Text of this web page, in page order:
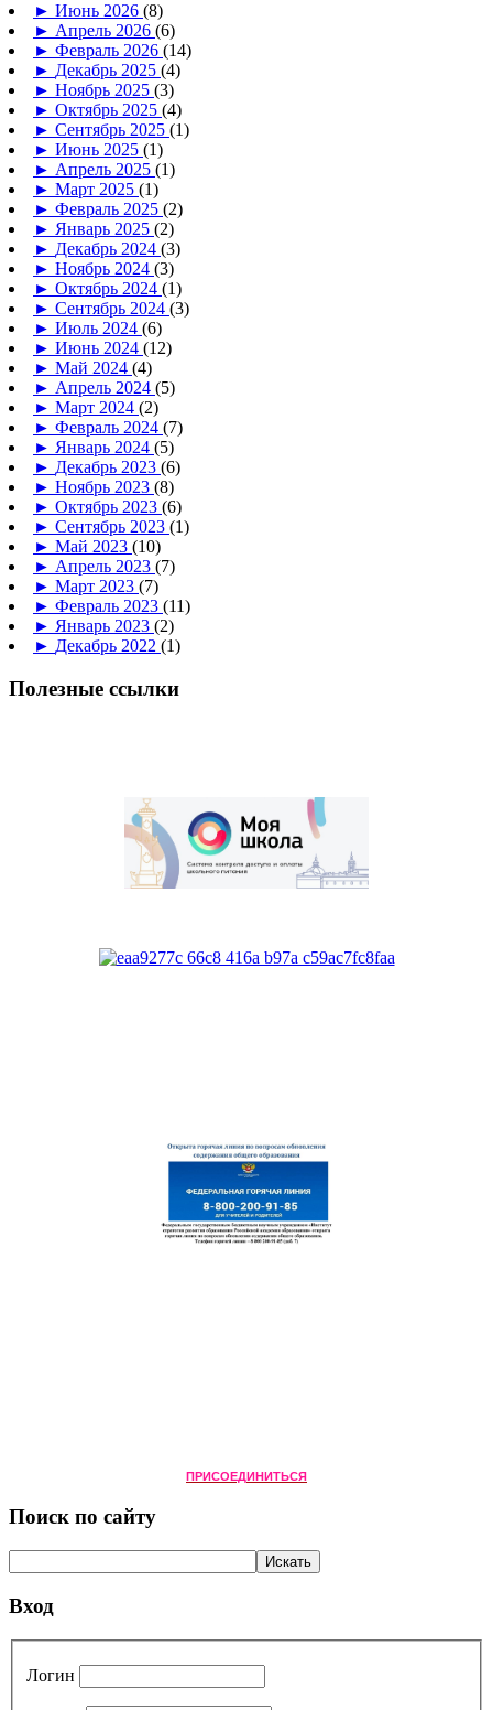
► Июнь 2026 (8)
► Апрель 2026 (6)
► Февраль 2026 (14)
► Декабрь 2025 (4)
► Ноябрь 2025 (3)
► Октябрь 2025 (4)
► Сентябрь 2025 (1)
► Июнь 2025 (1)
► Апрель 2025 (1)
► Март 2025 (1)
► Февраль 2025 (2)
► Январь 2025 (2)
► Декабрь 2024 (3)
► Ноябрь 2024 (3)
► Октябрь 2024 (1)
► Сентябрь 2024 (3)
► Июль 2024 (6)
► Июнь 2024 (12)
► Май 2024 (4)
► Апрель 2024 (5)
► Март 2024 (2)
► Февраль 2024 (7)
► Январь 2024 (5)
► Декабрь 2023 (6)
► Ноябрь 2023 (8)
► Октябрь 2023 (6)
► Сентябрь 2023 (1)
► Май 2023 (10)
► Апрель 2023 (7)
► Март 2023 (7)
► Февраль 2023 (11)
► Январь 2023 (2)
► Декабрь 2022 (1)
Полезные ссылки
ПРИСОЕДИНИТЬСЯ
Поиск по сайту
Вход
Логин